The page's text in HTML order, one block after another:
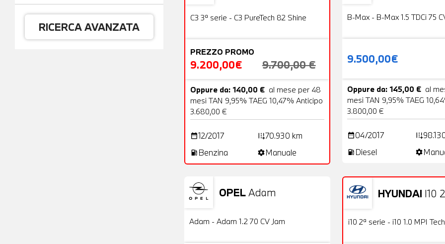
RICERCA AVANZATA
OFFERTA
C3 3ª serie - C3 PureTech 82 Shine
PREZZO PROMO
9.200,00€ 9.700,00 €
Oppure da: 140,00 € al mese per 48
mesi TAN 9,95% TAEG 10,47% Anticipo
3.680,00 €
date_range12/2017 add_road70.930 km
local_gas_station Benzina settingsManuale
B-Max - B-Max 1.5 TDCi 75
9.500,00€
Oppure da: 145,00 € al
mesi TAN 9,95% TAEG
3.800,00 €
date_range04/2017 add_road
local_gas_station Diesel settings
OPELAdam
Usato
Adam - Adam 1.2 70 CV Jam
HYUNDAI I10
OFFERTA
Usato
i10 2ª serie - i10 1.0 MPI Tech